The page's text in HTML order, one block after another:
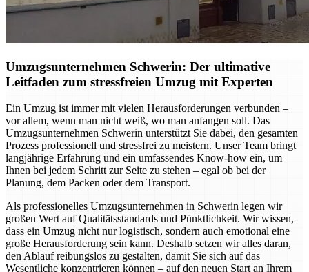
Umzugsunternehmen Schwerin: Der ultimative
Leitfaden zum stressfreien Umzug mit Experten
Ein Umzug ist immer mit vielen Herausforderungen verbunden –
vor allem, wenn man nicht weiß, wo man anfangen soll. Das
Umzugsunternehmen Schwerin unterstützt Sie dabei, den gesamten
Prozess professionell und stressfrei zu meistern. Unser Team bringt
langjährige Erfahrung und ein umfassendes Know-how ein, um
Ihnen bei jedem Schritt zur Seite zu stehen – egal ob bei der
Planung, dem Packen oder dem Transport.
Als professionelles Umzugsunternehmen in Schwerin legen wir
großen Wert auf Qualitätsstandards und Pünktlichkeit. Wir wissen,
dass ein Umzug nicht nur logistisch, sondern auch emotional eine
große Herausforderung sein kann. Deshalb setzen wir alles daran,
den Ablauf reibungslos zu gestalten, damit Sie sich auf das
Wesentliche konzentrieren können – auf den neuen Start an Ihrem